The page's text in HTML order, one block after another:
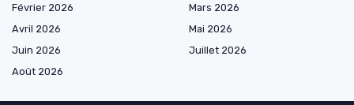
Février 2026
Mars 2026
Avril 2026
Mai 2026
Juin 2026
Juillet 2026
Août 2026